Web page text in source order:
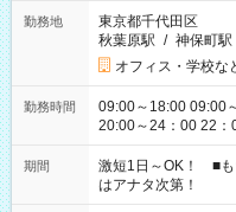
勤務地
東京都千代田区
秋葉原駅 / 神保町駅
オフィス・学校な
勤務時間
09:00～18:00 09:00
20:00～24：00 22：00
シフトもございます
期間
激短1日～OK！ ■
はアナタ次第！